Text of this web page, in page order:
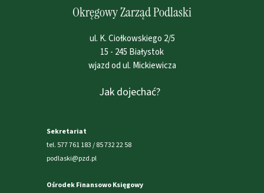
Jak dojechać?
Okręgowy Zarząd Podlaski
ul. K. Ciołkowskiego 2/5
15 - 245 Białystok
wjazd od ul. Mickiewicza
Sekretariat
tel. 577 761 183 / 85 732 22 58
podlaski@pzd.pl
Ośrodek Finansowo Księgowy